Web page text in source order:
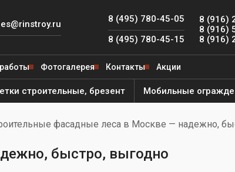
8 (495) 780-45-05
8 (495) 780-45-15
8 (916)
8 (916)
8 (916)
Фотогалерея Контакты Акции
строительные, брезент Мобильные
фасадные леса в Москве — надежно,
быстро, выгодно